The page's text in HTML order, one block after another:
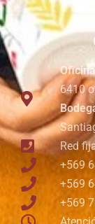
6410
Red
+569
+569
+569